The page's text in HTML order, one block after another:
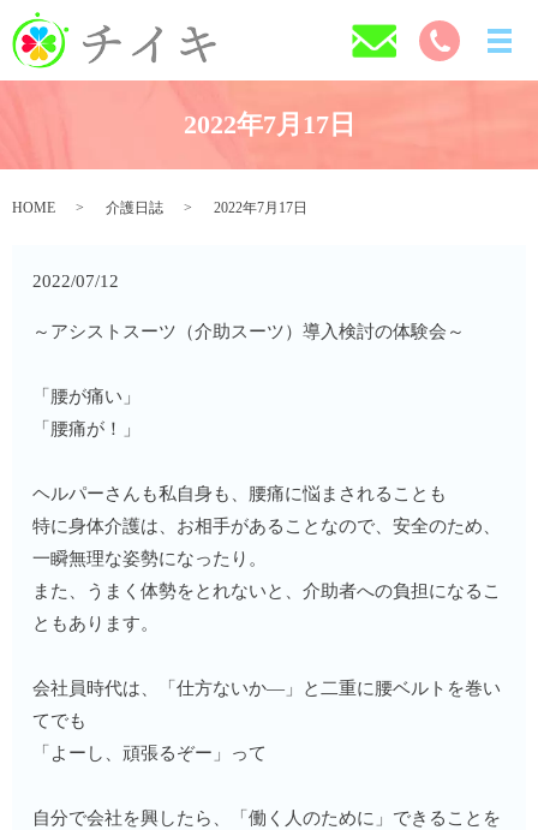
2022年7月17日
HOME 介護日誌 2022年7月17日
2022/07/12
～アシストスーツ（介助スーツ）導入検討の体験会～
「腰が痛い」
「腰痛が！」
ヘルパーさんも私自身も、腰痛に悩まされることも
特に身体介護は、お相手があることなので、安全のため、
一瞬無理な姿勢になったり。
また、うまく体勢をとれないと、介助者への負担になるこ
ともあります。
会社員時代は、「仕方ないか―」と二重に腰ベルトを巻い
てでも
「よーし、頑張るぞー」って
自分で会社を興したら、「働く人のために」できることを